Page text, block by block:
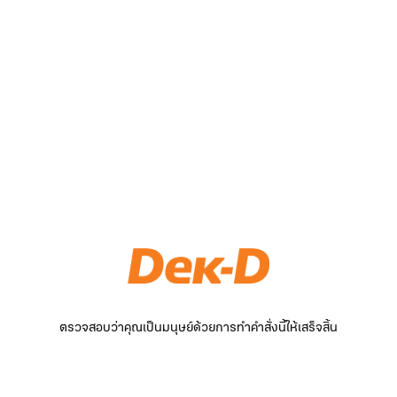
ตรวจสอบว่าคุณเป็นมนุษย์ด้วยการทำคำสั่งนี้ให้เสร็จสิ้น